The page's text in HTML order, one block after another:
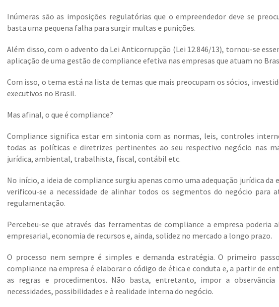
Inúmeras são as imposições regulatórias que o empreendedor deve se
basta uma pequena falha para surgir multas e punições.
Além disso, com o advento da Lei Anticorrupção (Lei 12.846/13), tornou-se
aplicação de uma gestão de compliance efetiva nas empresas que atuam no
Com isso, o tema está na lista de temas que mais preocupam os sócios,
executivos no Brasil.
Mas afinal, o que é compliance?
Compliance significa estar em sintonia com as normas, leis, controles
todas as políticas e diretrizes pertinentes ao seu respectivo negócio nas
jurídica, ambiental, trabalhista, fiscal, contábil etc.
No início, a ideia de compliance surgiu apenas como uma adequação jurídica
verificou-se a necessidade de alinhar todos os segmentos do negócio para
regulamentação.
Percebeu-se que através das ferramentas de compliance a empresa poderia
empresarial, economia de recursos e, ainda, solidez no mercado a longo prazo.
O processo nem sempre é simples e demanda estratégia. O primeiro
compliance na empresa é elaborar o código de ética e conduta e, a partir de
as regras e procedimentos. Não basta, entretanto, impor a observância
necessidades, possibilidades e à realidade interna do negócio.